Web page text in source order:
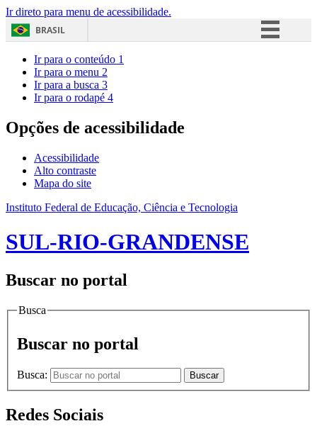
Ir direto para menu de acessibilidade.
BRASIL
Acesso à informação
Ir para o conteúdo 1
Ir para o menu 2
Ir para a busca 3
Ir para o rodapé 4
Opções de acessibilidade
Acessibilidade
Alto contraste
Mapa do site
Instituto Federal de Educação, Ciência e Tecnologia
SUL-RIO-GRANDENSE
Buscar no portal
Busca
Buscar no portal
Busca: Buscar
Redes Sociais